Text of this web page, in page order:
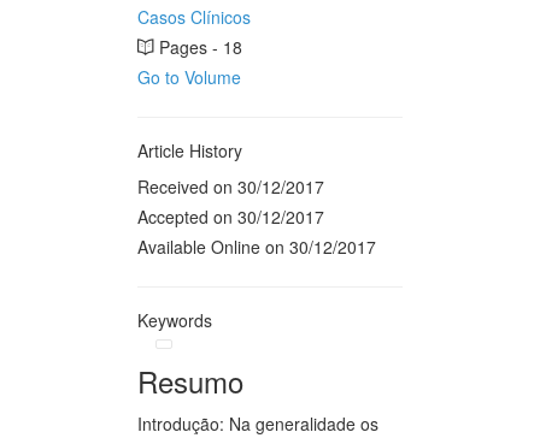
Casos Clínicos
Pages - 18
Go to Volume
Article History
Received on 30/12/2017
Accepted on 30/12/2017
Available Online on 30/12/2017
Keywords
Resumo
Introdução: Na generalidade os